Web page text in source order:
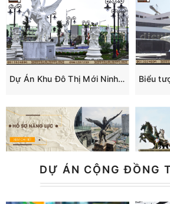
Dự Án Khu Đô Thị Mới Ninh Hiệp
DỰ ÁN CỘNG ĐỒNG